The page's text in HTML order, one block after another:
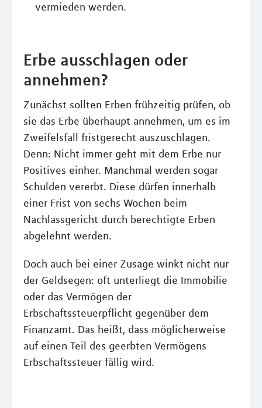
vermieden werden.
Erbe ausschlagen oder
annehmen?
Zunächst sollten Erben frühzeitig prüfen, ob
sie das Erbe überhaupt annehmen, um es im
Zweifelsfall fristgerecht auszuschlagen.
Denn: Nicht immer geht mit dem Erbe nur
Positives einher. Manchmal werden sogar
Schulden vererbt. Diese dürfen innerhalb
einer Frist von sechs Wochen beim
Nachlassgericht durch berechtigte Erben
abgelehnt werden.
Doch auch bei einer Zusage winkt nicht nur
der Geldsegen: oft unterliegt die Immobilie
oder das Vermögen der
Erbschaftssteuerpflicht gegenüber dem
Finanzamt. Das heißt, dass möglicherweise
auf einen Teil des geerbten Vermögens
Erbschaftssteuer fällig wird.